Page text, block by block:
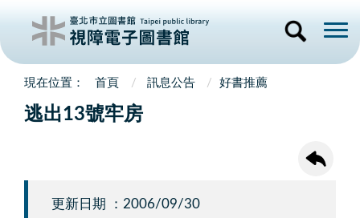
首頁 訊息公告 好書推薦
逃出13號牢房
更新日期 ：2006/09/30